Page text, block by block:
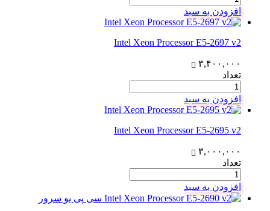
افزودن به سبد
Intel Xeon Processor E5-2697 v2
۳,۴۰۰,۰۰۰
تعداد
افزودن به سبد
Intel Xeon Processor E5-2695 v2
۳,۰۰۰,۰۰۰
تعداد
افزودن به سبد